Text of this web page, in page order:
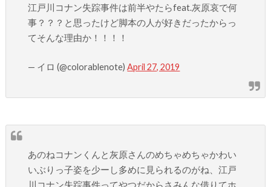
江戸川コナン失踪事件は前半やたらfeat.灰原哀で何
事？？？と思ったけど脚本の人が好きだったからっ
てそんな理由か！！！！
— イロ (@colorablenote)April 27, 2019
あのねコナンくんと灰原さんのめちゃめちゃかわい
いぶりっ子姿を少ーし多めに見られるのがね、江戸
川コナン失踪事件ってやつだからさみんな借りてホ